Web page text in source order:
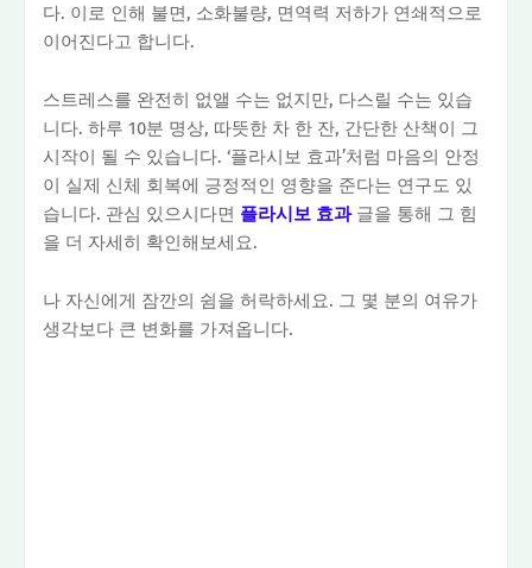
다. 이로 인해 불면, 소화불량, 면역력 저하가 연쇄적으로
이어진다고 합니다.
스트레스를 완전히 없앨 수는 없지만, 다스릴 수는 있습
니다. 하루 10분 명상, 따뜻한 차 한 잔, 간단한 산책이 그
시작이 될 수 있습니다. ‘플라시보 효과’처럼 마음의 안정
이 실제 신체 회복에 긍정적인 영향을 준다는 연구도 있
습니다. 관심 있으시다면 플라시보 효과글을 통해 그 힘
을 더 자세히 확인해보세요.
나 자신에게 잠깐의 쉼을 허락하세요. 그 몇 분의 여유가
생각보다 큰 변화를 가져옵니다.